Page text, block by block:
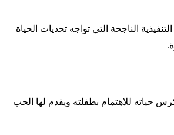
الناجحة التي تواجه تحديات الحياة
حياته للاهتمام بطفلته ويقدم لها الحب